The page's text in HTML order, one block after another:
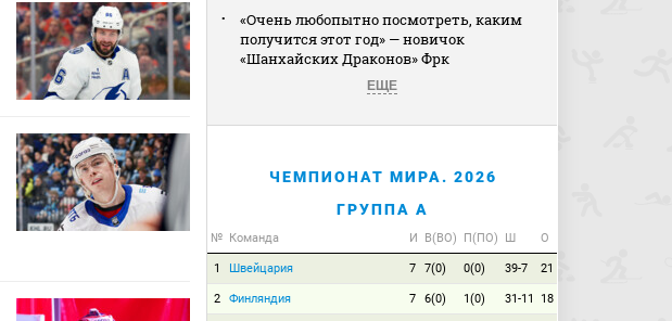
«Очень любопытно посмотреть, каким
получится этот год» — новичок
«Шанхайских Драконов» Фрк
ЕЩЕ
ЧЕМПИОНАТ МИРА. 2026
ГРУППА A
№ Команда И В(ВО) П(ПО) Ш О
1 Швейцария 7 7(0) 0(0) 39-7 21
2 Финляндия 7 6(0) 1(0) 31-11 18